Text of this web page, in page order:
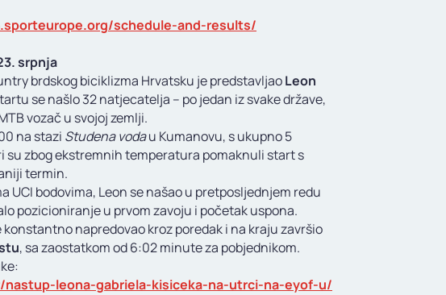
schedule-and-results/
srpnja
brdskog biciklizma Hrvatsku je predstavljaoLeon
se našlo 32 natjecatelja – po jedan iz svake države,
vozač u svojoj zemlji.
na stazi Studena vodau Kumanovu, s ukupno 5
su zbog ekstremnih temperatura pomaknuli start s
termin.
UCI bodovima, Leon se našao u pretposljednjem redu
pozicioniranje u prvom zavoju i početak uspona.
napredovao kroz poredak i na kraju završio
, sa zaostatkom od 6:02 minute za pobjednikom.
leona-gabriela-kisiceka-na-utrci-na-eyof-u/